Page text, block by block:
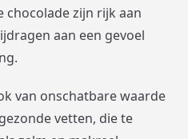
chocolade zijn rijk aan
aan een gevoel
van onschatbare waarde
vetten, die te